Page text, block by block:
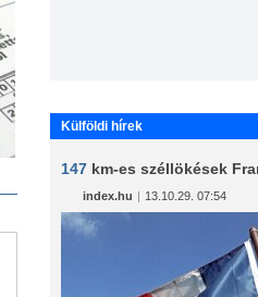
Külföldi hírek
147 km-es széllökések
index.hu | 13.10.29. 07:54